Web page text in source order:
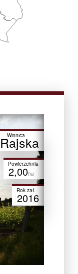
Winnica
Rajska
Powierzchnia
2,00ha
Rok zał.
2016